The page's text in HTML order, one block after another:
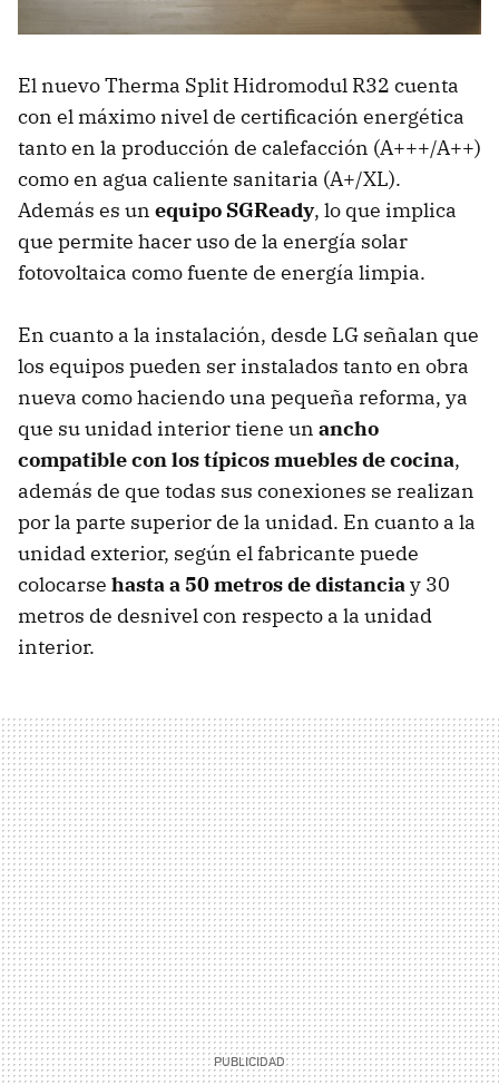
El nuevo Therma Split Hidromodul R32 cuenta
con el máximo nivel de certificación energética
tanto en la producción de calefacción (A+++/A++)
como en agua caliente sanitaria (A+/XL).
Además es un equipo SGReady, lo que implica
que permite hacer uso de la energía solar
fotovoltaica como fuente de energía limpia.
En cuanto a la instalación, desde LG señalan que
los equipos pueden ser instalados tanto en obra
nueva como haciendo una pequeña reforma, ya
que su unidad interior tiene un ancho
compatible con los típicos muebles de cocina,
además de que todas sus conexiones se realizan
por la parte superior de la unidad. En cuanto a la
unidad exterior, según el fabricante puede
colocarse hasta a 50 metros de distanciay 30
metros de desnivel con respecto a la unidad
interior.